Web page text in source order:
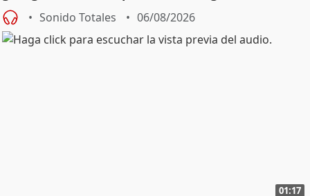
Sonido Totales 06/08/2026
01:17